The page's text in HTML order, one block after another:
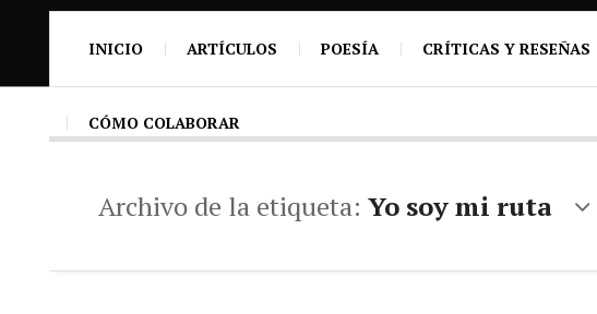
INICIO ARTÍCULOS POESÍA CRÍTICAS Y RESEÑAS
CÓMO COLABORAR
Archivo de la etiqueta: Yo soy mi ruta